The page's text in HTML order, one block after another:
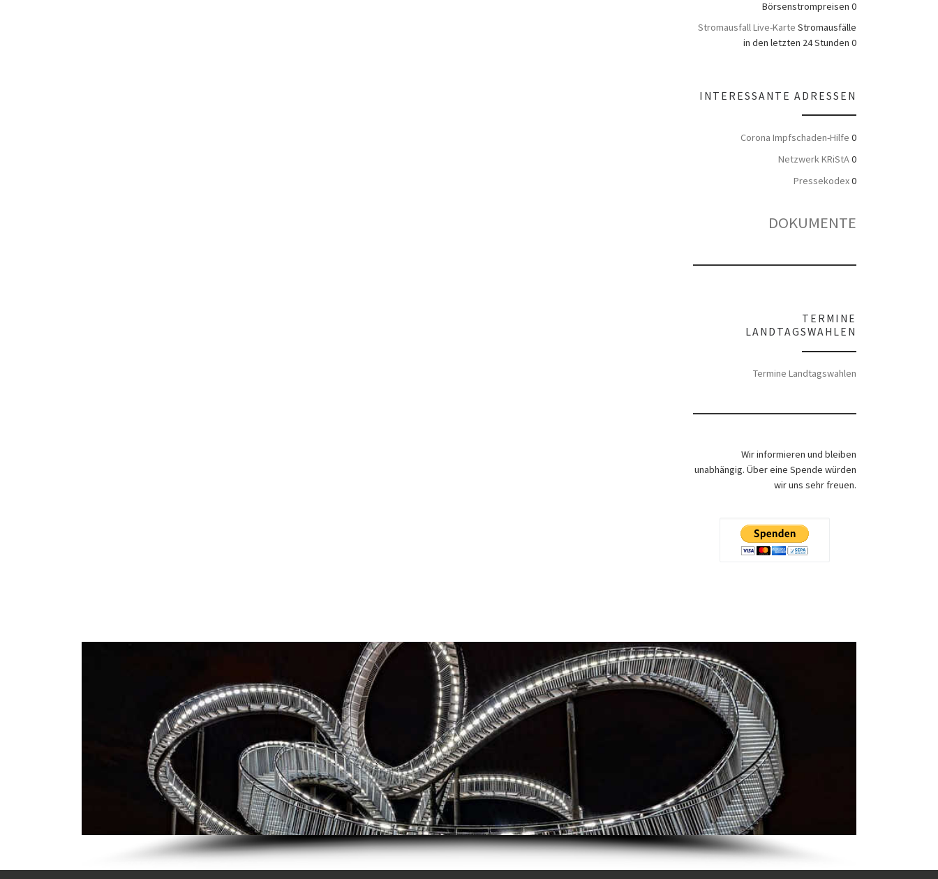
Börsenstrompreisen 0
Stromausfall Live-Karte Stromausfälle
in den letzten 24 Stunden 0
INTERESSANTE ADRESSEN
Corona Impfschaden-Hilfe 0
Netzwerk KRiStA0
Pressekodex0
DOKUMENTE
TERMINE
LANDTAGSWAHLEN
Termine Landtagswahlen
Wir informieren und bleiben
unabhängig. Über eine Spende würden
wir uns sehr freuen.